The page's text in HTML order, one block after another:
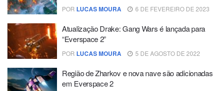
POR LUCAS MOURA 6 DE FEVEREIRO DE 2023
Atualização Drake: Gang Wars é lançada para
“Everspace 2”
POR LUCAS MOURA 5 DE AGOSTO DE 2022
Região de Zharkov e nova nave são adicionadas
em Everspace 2